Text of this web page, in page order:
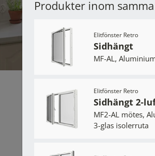
Produkter inom
Elitfönster Retro
Sidhängt
MF-AL,
Elitfönster Retro
Sidhängt 2-
MF2-AL mötes,
3-glas isolerruta